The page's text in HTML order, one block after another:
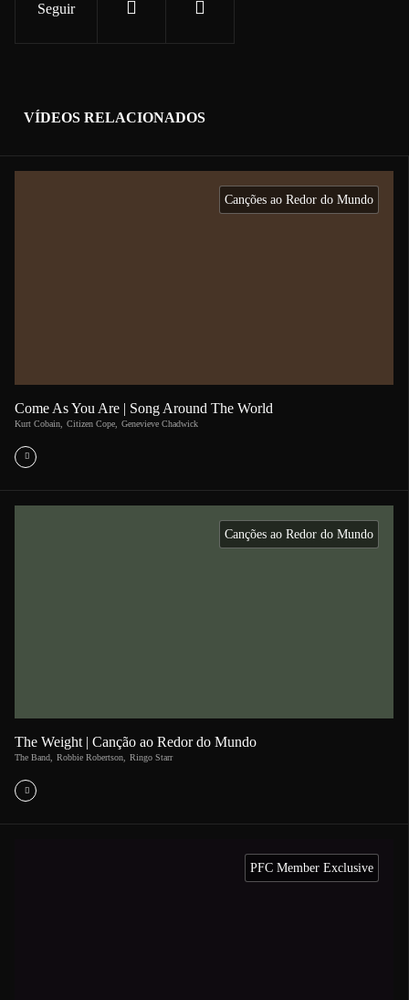
Seguir
VÍDEOS RELACIONADOS
Canções ao Redor do Mundo
Come As You Are | Song Around The World
Kurt Cobain Citizen Cope Genevieve Chadwick
Canções ao Redor do Mundo
The Weight | Canção ao Redor do Mundo
The Band, Robbie Robertson, Ringo Starr
PFC Member Exclusive